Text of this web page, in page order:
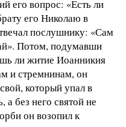
его вопрос: «Есть ли
его Николаю в
послушнику: «Сам
Потом, подумавши
ли житие Иоанникия
и стремнинам, он
который упал в
а без него святой не
он возопил к